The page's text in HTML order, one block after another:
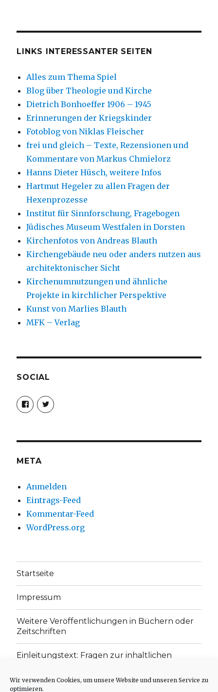
Wir verwenden Cookies, um unsere Website und unseren Service zu
optimieren.
LINKS INTERESSANTER SEITEN
Alles zum Thema Spiel
Blog über Theologie und Kirche
Dietrich Bonhoeffer 1906 – 1945
Erinnerungen der Kriegskinder
Fotoblog von Niklas Fleischer
frei und gleich – Texte, Rezensionen und
Kommentare von Markus Chmielorz
Hanns Dieter Hüsch, weitere Infos
Hartmut Hegeler zu allen Fragen der
Hexenprozesse
Institut für Sinnforschung, Fragebogen
Jüdisches Museum Westfalen in Dorsten
Kirchenfotos von Andreas Blauth
Kirchengebäude neu oder anders nutzen aus
architektonischer Sicht
Kirchenumnutzungen und ähnliche
Projekte in kirchlicher Perspektive
Kunst von Marlies Blauth
MFK – Verlag
SOCIAL
Profil
von
christoph.fleischer1
anzeigen
Profil
von
anzeigen
META
Anmelden
Eintrags-Feed
Kommentar-Feed
WordPress.org
Startseite
Impressum
Weitere Veröffentlichungen in Büchern oder
Zeitschriften
Einleitungstext: Fragen zur inhaltlichen
„schwachen Glaubens“